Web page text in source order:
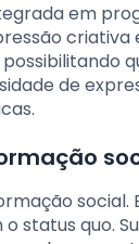
em
de
social.
quo.